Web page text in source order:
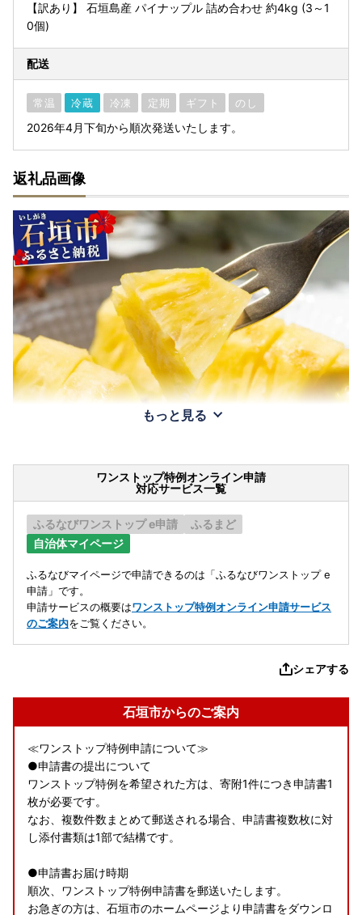
【訳あり】 石垣島産 パイナップル 詰め合わせ 約4kg (3～1
0個)
配送
常温 冷蔵 冷凍 定期 ギフト のし
2026年4月下旬から順次発送いたします。
返礼品画像
もっと見る
ワンストップ特例オンライン申請
対応サービス一覧
ふるなびワンストップ e申請
ふるまど
自治体マイページ
ふるなびマイページで申請できるのは「ふるなびワンストップ e
申請」です。
申請サービスの概要はワンストップ特例オンライン申請サービス
のご案内をご覧ください。
シェアする
石垣市からのご案内
≪ワンストップ特例申請について≫
●申請書の提出について
ワンストップ特例を希望された方は、寄附1件につき申請書1
枚が必要です。
なお、複数件数まとめて郵送される場合、申請書複数枚に対
し添付書類は1部で結構です。
●申請書お届け時期
順次、ワンストップ特例申請書を郵送いたします。
お急ぎの方は、石垣市のホームページより申請書をダウンロ